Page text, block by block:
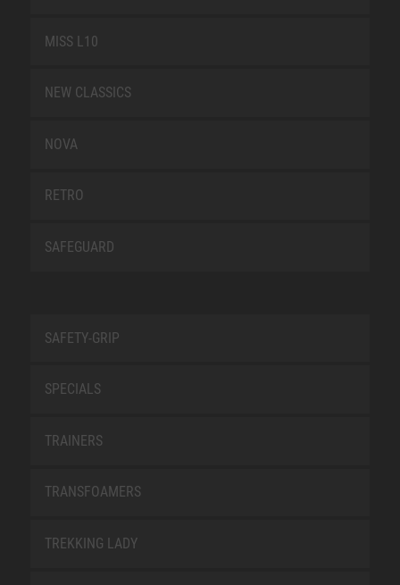
MISS L10
NEW CLASSICS
NOVA
RETRO
SAFEGUARD
SAFETY-GRIP
SPECIALS
TRAINERS
TRANSFOAMERS
TREKKING LADY